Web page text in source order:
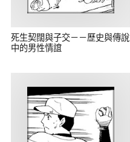
死生契闊與子交－－歷史與傳說
中的男性情誼